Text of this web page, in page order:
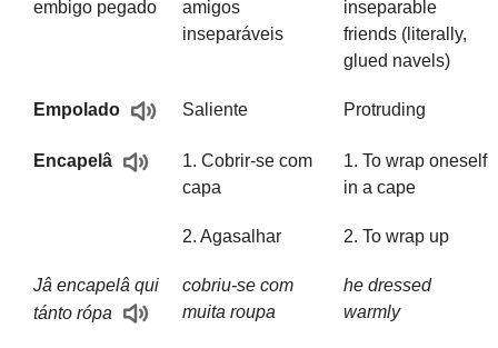
embigo pegado
amigos
inseparáveis
inseparable
friends (literally,
glued navels)
Empolado Saliente Protruding
Encapelâ
1. Cobrir-se com
capa
1. To wrap oneself
in a cape
2. Agasalhar 2. To wrap up
Jâ encapelâ qui
tánto rópa
cobriu-se com
muita roupa
he dressed
warmly